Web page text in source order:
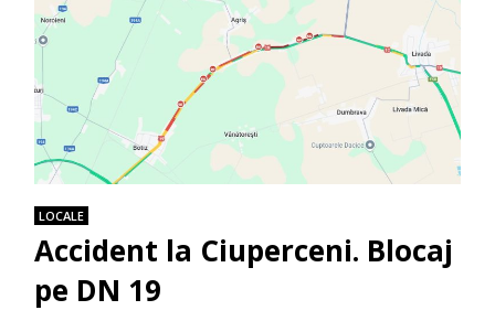
LOCALE
Accident la Ciuperceni. Blocaj
pe DN 19